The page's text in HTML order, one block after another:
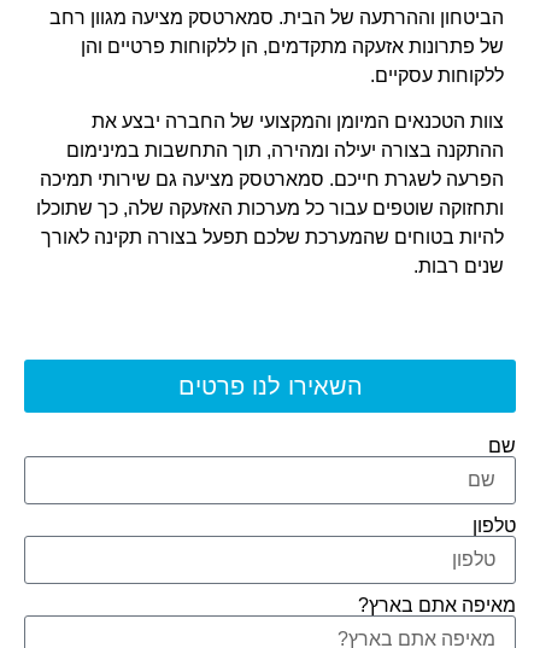
הביטחון וההרתעה של הבית. סמארטסק מציעה מגוון רחב
של פתרונות אזעקה מתקדמים, הן ללקוחות פרטיים והן
ללקוחות עסקיים.
צוות הטכנאים המיומן והמקצועי של החברה יבצע את
ההתקנה בצורה יעילה ומהירה, תוך התחשבות במינימום
הפרעה לשגרת חייכם. סמארטסק מציעה גם שירותי תמיכה
ותחזוקה שוטפים עבור כל מערכות האזעקה שלה, כך שתוכלו
להיות בטוחים שהמערכת שלכם תפעל בצורה תקינה לאורך
שנים רבות.
השאירו לנו פרטים
שם
טלפון
מאיפה אתם בארץ?